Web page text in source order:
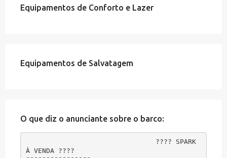
Equipamentos de Conforto e Lazer
Equipamentos de Salvatagem
O que diz o anunciante sobre o barco:
???? SPARK
À VENDA ????